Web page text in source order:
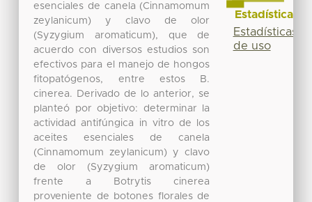
esenciales de canela (Cinnamomum
zeylanicum) y clavo de olor
(Syzygium aromaticum), que de
acuerdo con diversos estudios son
efectivos para el manejo de hongos
fitopatógenos, entre estos B.
cinerea. Derivado de lo anterior, se
planteó por objetivo: determinar la
actividad antifúngica in vitro de los
aceites esenciales de canela
(Cinnamomum zeylanicum) y clavo
de olor (Syzygium aromaticum)
frente a Botrytis cinerea
proveniente de botones florales de
Estadísticas
Estadísticas
de uso